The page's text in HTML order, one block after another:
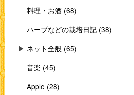
料理・お酒 (68)
ハーブなどの栽培日記 (38)
▶ ネット全般 (65)
音楽 (45)
Apple (28)